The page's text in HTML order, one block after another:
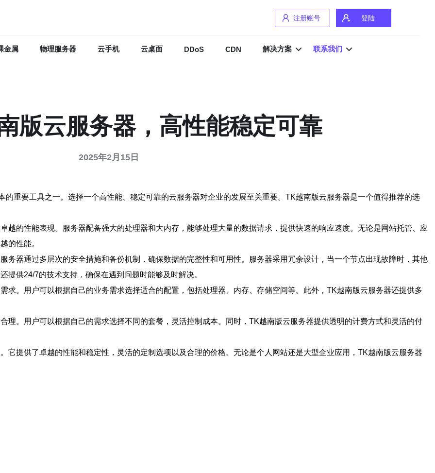
注册账号 登陆
金属 物理服务器 云手机 云桌面 DDoS CDN 解决方案 联系我们
版云服务器，高性能稳定可靠
2025年2月15日
重要工具之一。选择一个高性能、稳定可靠的云服务器对企业的发展至关重要。TK越南版云服务器是一个值得推荐的选
越的性能表现。服务器配备强大的处理器和大内存，能够处理大量的数据请求，提供快速的响应速度。无论是网站托管、应
的性能。
务器通过多层次的安全措施和备份机制，确保数据的完整性和可用性。服务器采用冗余设计，当一个节点出现故障时，其他
供24/7的技术支持，确保在遇到问题时能够及时解决。
求。用户可以根据自己的业务需求选择适合的配置，包括处理器、内存、存储空间等。此外，TK越南版云服务器还提供多
理。用户可以根据自己的需求选择不同的套餐，灵活控制成本。同时，TK越南版云服务器提供透明的计费方式和灵活的付
它提供了卓越的性能和稳定性，灵活的定制选项以及合理的价格。无论是个人网站还是大型企业应用，TK越南版云服务器